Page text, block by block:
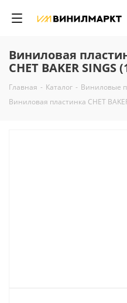
Виниловая
CHET BAKER SINGS
Главная - Каталог - Виниловые
Виниловая пластинка CHET